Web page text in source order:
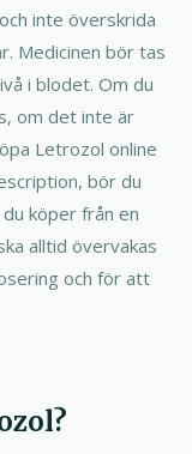
inte överskrida
Medicinen bör tas
i blodet. Om du
om det inte är
Letrozol online
bör du
köper från en
alltid övervakas
och för att